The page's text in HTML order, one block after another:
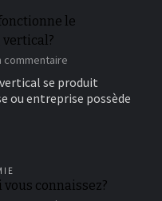
bon
le
commentaire
fonctionne
le
se produit
ou entreprise possède
connaissez?